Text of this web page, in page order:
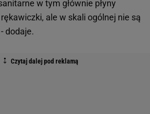
w tym głównie płyny
ale w skali ogólnej nie są
dodaje.